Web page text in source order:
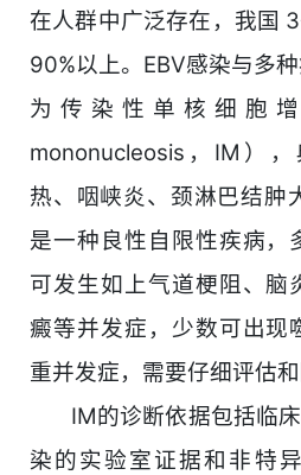
在人群中广泛存在，我国
90%以上。EBV感染与多
为传染性单核细胞增
mononucleosis，IM）
热、咽峡炎、颈淋巴结肿
是一种良性自限性疾病，
可发生如上气道梗阻、脑
癜等并发症，少数可出现
重并发症，需要仔细评估和
IM的诊断依据包括临床
染的实验室证据和非特